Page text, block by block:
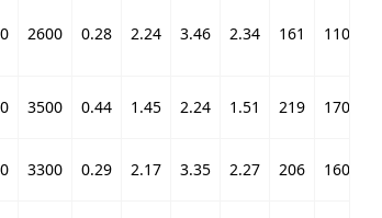
2600 0.28 2.24 3.46 2.34 161 11000
3500 0.44 1.45 2.24 1.51 219 17000
3300 0.29 2.17 3.35 2.27 206 16000